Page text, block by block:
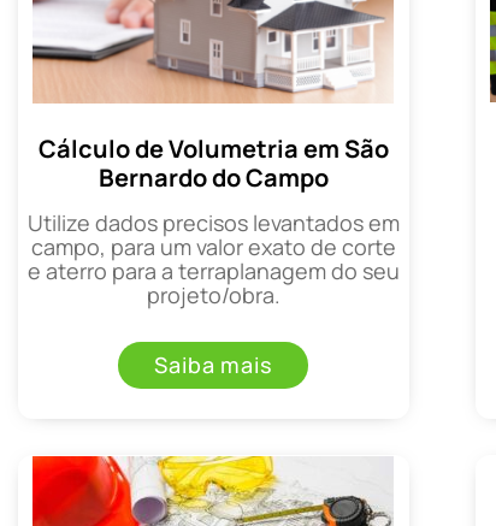
Cálculo de Volumetria em São
Bernardo do Campo
Utilize dados precisos levantados em
campo, para um valor exato de corte
e aterro para a terraplanagem do seu
projeto/obra.
Saiba mais